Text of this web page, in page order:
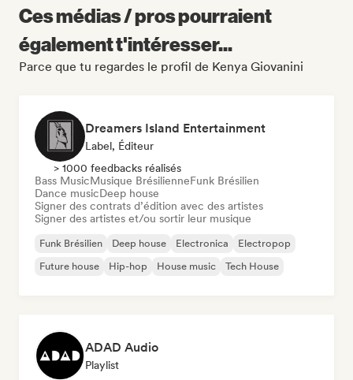
Ces médias / pros pourraient
également t'intéresser...
Parce que tu regardes le profil de Kenya Giovanini
Dreamers Island Entertainment
Label, Éditeur
> 1000 feedbacks réalisés
Bass MusicMusique BrésilienneFunk Brésilien
Dance musicDeep house
Signer des contrats d’édition avec des artistes
Signer des artistes et/ou sortir leur musique
Funk Brésilien Deep house Electronica
Electropop
Future house
Hip-hop House music Tech House
ADAD Audio
Playlist